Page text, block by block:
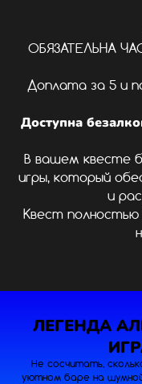
ОБЯЗАТЕЛЬНА
Доплата за 5 и
Доступна
В вашем квесте
игры, который
и
Квест
ЛЕГЕНДА
Не сосчитать,
уютном баре на